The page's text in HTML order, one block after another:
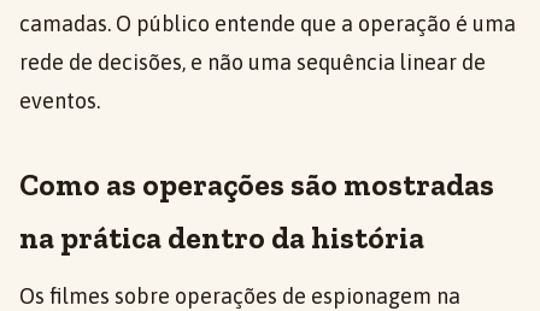
camadas. O público entende que a operação é uma
rede de decisões, e não uma sequência linear de
eventos.
Como as operações são mostradas
na prática dentro da história
Os filmes sobre operações de espionagem na